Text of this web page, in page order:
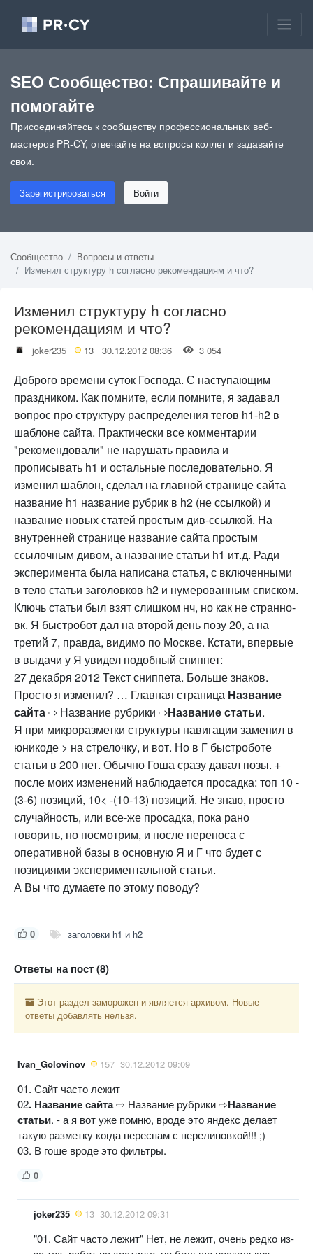
SEO Сообщество: Спрашивайте и
помогайте
Присоединяйтесь к сообществу профессиональных веб-
мастеров PR-CY, отвечайте на вопросы коллег и задавайте
свои.
Зарегистрироваться Войти
Сообщество
Вопросы и ответы
Изменил структуру h согласно рекомендациям и что?
Изменил структуру h согласно
рекомендациям и что?
joker235 13 30.12.2012 08:36 3 054
Доброго времени суток Господа. С наступающим
праздником. Как помните, если помните, я задавал
вопрос про структуру распределения тегов h1-h2 в
шаблоне сайта. Практически все комментарии
"рекомендовали" не нарушать правила и
прописывать h1 и остальные последовательно. Я
изменил шаблон, сделал на главной странице сайта
название h1 название рубрик в h2 (не ссылкой) и
название новых статей простым див-ссылкой. На
внутренней странице название сайта простым
ссылочным дивом, а название статьи h1 ит.д. Ради
эксперимента была написана статья, с включенными
в тело статьи заголовков h2 и нумерованным списком.
Ключь статьи был взят слишком нч, но как не странно-
вк. Я быстробот дал на второй день позу 20, а на
третий 7, правда, видимо по Москве. Кстати, впервые
в выдачи у Я увидел подобный сниппет:
27 декабря 2012 Текст сниппета. Больше знаков.
Просто я изменил? … Главная страница Название
сайта⇨ Название рубрики ⇨Название статьи.
Я при микроразметки структуры навигации заменил в
юникоде > на стрелочку, и вот. Но в Г быстроботе
статьи в 200 нет. Обычно Гоша сразу давал позы. +
после моих изменений наблюдается просадка: топ 10 -
(3-6) позиций, 10< -(10-13) позиций. Не знаю, просто
случайность, или все-же просадка, пока рано
говорить, но посмотрим, и после переноса с
оперативной базы в основную Я и Г что будет с
позициями экспериментальной статьи.
А Вы что думаете по этому поводу?
0 заголовки h1 и h2
Ответы на пост (8)
Этот раздел заморожен и является архивом. Новые
ответы добавлять нельзя.
Ivan_Golovinov 157 30.12.2012 09:09
01. Сайт часто лежит
02. Название сайта⇨ Название рубрики ⇨Название
статьи. - а я вот уже помню, вроде это яндекс делает
такую разметку когда переспам с перелиновкой!!! ;)
03. В гоше вроде это фильтры.
0
joker235 13 30.12.2012 09:31
"01. Сайт часто лежит" Нет, не лежит, очень редко из-